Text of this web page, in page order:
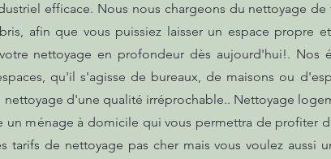
efficace. Nous nous chargeons du nettoyage
afin que vous puissiez laisser un espace propre
nettoyage en profondeur dès aujourd'hui!. Nos
qu'il s'agisse de bureaux, de maisons ou
d'une qualité irréprochable.. Nettoyage
un ménage à domicile qui vous permettra de profiter
tarifs de nettoyage pas cher mais vous voulez aussi